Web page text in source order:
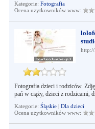
Kategorie: Fotografia
Ocena użytkowników www:
Fotografia dzieci i rodziców.
pań w ciąży, dzieci z rodzicami,
Kategorie: Śląskie| Dla dzieci
Ocena użytkowników www: